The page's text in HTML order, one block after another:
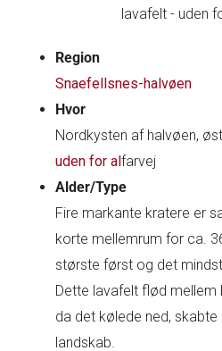
Region
Snaefellsnes-halvøen
Hvor
Nordkysten af halvøen,
uden for alfarvej
Alder/Type
Fire markante kratere er
korte mellemrum for ca.
største først og det
Dette lavafelt flød mellem
da det kølede ned,
landskab.